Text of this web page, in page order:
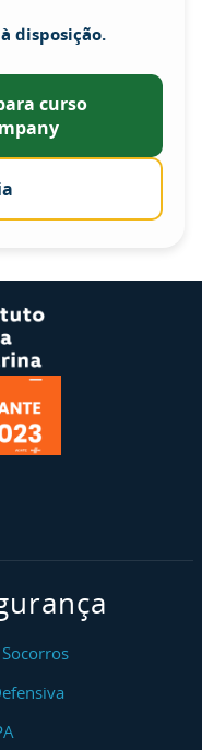
disposição.
curso